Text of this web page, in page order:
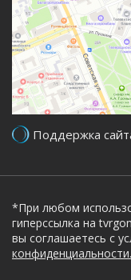
Поддержка
*При любом
гиперссылка на
вы соглашаетесь с
конфиденциальности.